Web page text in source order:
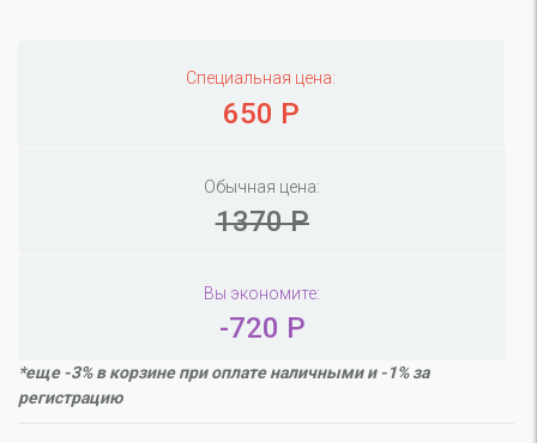
Специальная цена:
650 Р
Обычная цена:
1370 Р
Вы экономите:
-720 Р
*еще -3% в корзине при оплате наличными и -1% за
регистрацию